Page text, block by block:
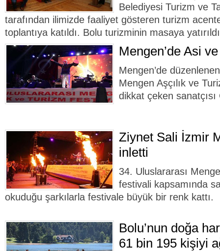
Belediyesi Turizm ve
tarafından ilimizde faaliyet gösteren turizm
toplantıya katıldı. Bolu turizminin masaya
Mengen’de Asi
Mengen’de
Mengen Aşçılık ve
dikkat çeken
Ziynet Sali İzmir
inletti
34. Uluslararası
festivali kapsamında
okuduğu şarkılarla festivale büyük bir renk kattı.
Bolu’nun doğa
61 bin 195 kişiyi